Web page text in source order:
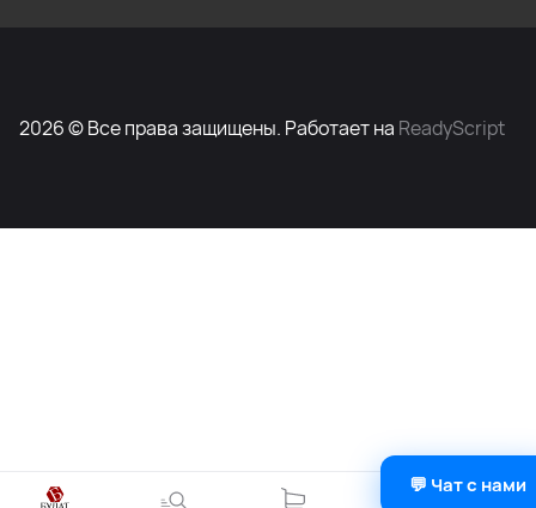
2026 © Все права защищены. Работает на ReadyScript
💬 Чат с нами